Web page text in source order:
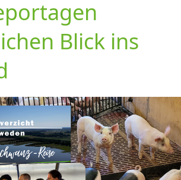
Blick ins